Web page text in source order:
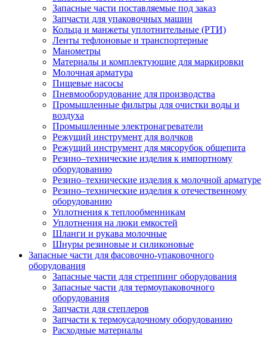
Запасные части поставляемые под заказ
Запчасти для упаковочных машин
Кольца и манжеты уплотнительные (РТИ)
Ленты тефлоновые и транспортерные
Манометры
Материалы и комплектующие для маркировки
Молочная арматура
Пищевые насосы
Пневмооборудование для производства
Промышленные фильтры для очистки воды и
воздуха
Промышленные электронагреватели
Режущий инструмент для волчков
Режущий инструмент для мясорубок общепита
Резино–технические изделия к импортному
оборудованию
Резино–технические изделия к молочной арматуре
Резино–технические изделия к отечественному
оборудованию
Уплотнения к теплообменникам
Уплотнения на люки емкостей
Шланги и рукава молочные
Шнуры резиновые и силиконовые
Запасные части для фасовочно-упаковочного
оборудования
Запасные части для стреппинг оборудования
Запасные части для термоупаковочного
оборудования
Запчасти для степлеров
Запчасти к термоусадочному оборудованию
Расходные материалы